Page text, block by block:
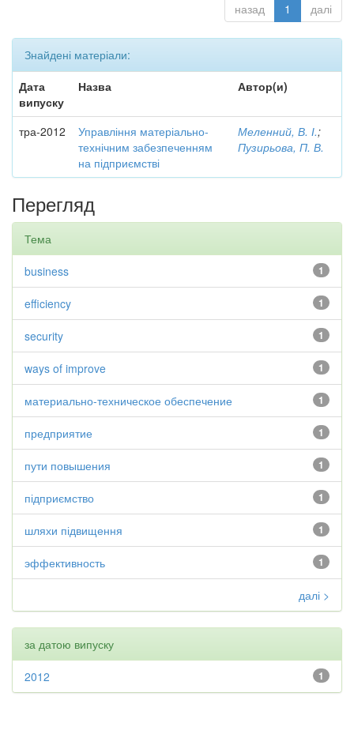
назад 1 далі
Знайдені матеріали:
Дата
випуску
Назва Автор(и)
тра-2012
Управління матеріально-
технічним забезпеченням
на підприємстві
Меленний, В. І.;
Пузирьова, П. В.
Перегляд
Тема
1
business
1
efficiency
1
security
1
ways of improve
1
материально-техническое обеспечение
1
предприятие
1
пути повышения
1
підприємство
1
шляхи підвищення
1
эффективность
далі >
за датою випуску
1
2012